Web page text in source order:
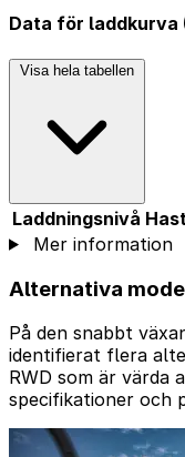
Data för laddkurva
Visa hela tabellen
Laddningsnivå
Mer information
Alternativa
På den snabbt
identifierat flera
RWD som är värda
specifikationer och